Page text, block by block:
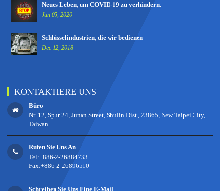
Neues Leben, um COVID-19 zu verhindern.
Jun 05, 2020
Schlüsselindustrien, die wir bedienen
Dec 12, 2018
KONTAKTIERE UNS
Büro
Nr. 12, Spur 24, Junan Street, Shulin Dist., 23865, New Taipei City,
Taiwan
Rufen Sie Uns An
Tel:+886-2-26884733
Fax:+886-2-26896510
Schreiben Sie Uns Eine E-Mail